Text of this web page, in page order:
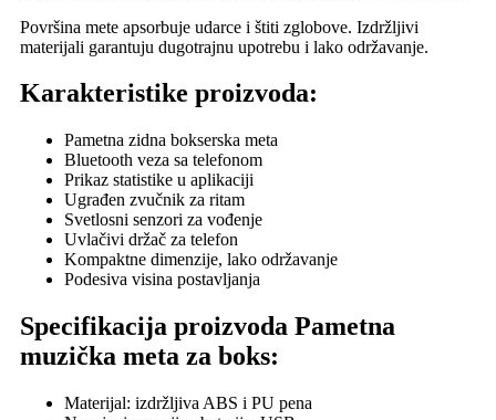
Površina mete apsorbuje udarce i štiti zglobove. Izdržljivi
materijali garantuju dugotrajnu upotrebu i lako održavanje.
Karakteristike proizvoda:
Pametna zidna bokserska meta
Bluetooth veza sa telefonom
Prikaz statistike u aplikaciji
Ugrađen zvučnik za ritam
Svetlosni senzori za vođenje
Uvlačivi držač za telefon
Kompaktne dimenzije, lako održavanje
Podesiva visina postavljanja
Specifikacija proizvoda Pametna
muzička meta za boks:
Materijal: izdržljiva ABS i PU pena